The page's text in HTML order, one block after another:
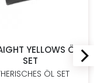
YELLOWS ÖL
SET
ÖL SET